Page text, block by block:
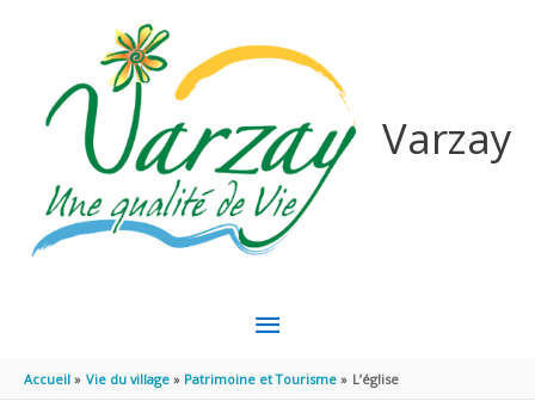
Varzay
MENU
PRINCIPAL
Accueil Vie du village Patrimoine et Tourisme L’église